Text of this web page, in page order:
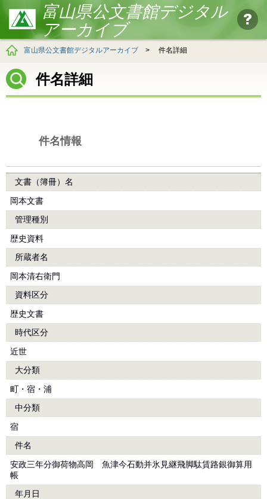
富山県公文書館デジタル
アーカイブ
富山県公文書館デジタルアーカイブ > 件名詳細
件名詳細
件名情報
文書（簿冊）名
岡本文書
管理種別
歴史資料
所蔵者名
岡本清右衛門
資料区分
歴史文書
時代区分
近世
大分類
町・宿・浦
中分類
宿
件名
安政三年分御荷物高岡ゟ魚津今石動并氷見継飛脚駄賃路銀御算用
帳
年月日